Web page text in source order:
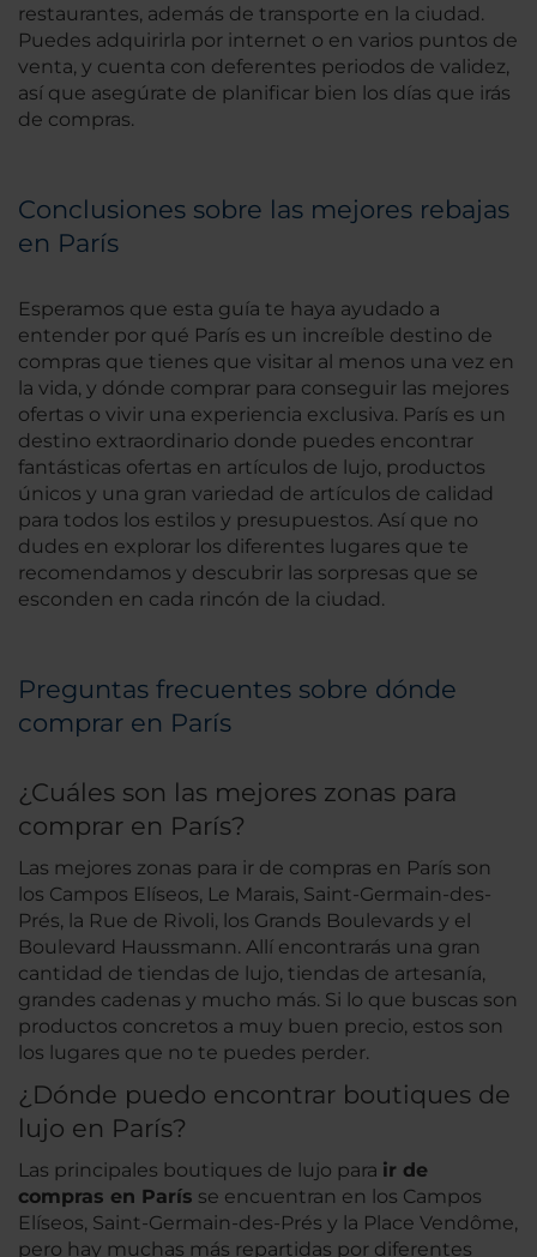
restaurantes, además de transporte en la ciudad.
Puedes adquirirla por internet o en varios puntos de
venta, y cuenta con deferentes periodos de validez,
así que asegúrate de planificar bien los días que irás
de compras.
Conclusiones sobre las mejores rebajas
en París
Esperamos que esta guía te haya ayudado a
entender por qué París es un increíble destino de
compras que tienes que visitar al menos una vez en
la vida, y dónde comprar para conseguir las mejores
ofertas o vivir una experiencia exclusiva. París es un
destino extraordinario donde puedes encontrar
fantásticas ofertas en artículos de lujo, productos
únicos y una gran variedad de artículos de calidad
para todos los estilos y presupuestos. Así que no
dudes en explorar los diferentes lugares que te
recomendamos y descubrir las sorpresas que se
esconden en cada rincón de la ciudad.
Preguntas frecuentes sobre dónde
comprar en París
¿Cuáles son las mejores zonas para
comprar en París?
Las mejores zonas para ir de compras en París son
los Campos Elíseos, Le Marais, Saint-Germain-des-
Prés, la Rue de Rivoli, los Grands Boulevards y el
Boulevard Haussmann. Allí encontrarás una gran
cantidad de tiendas de lujo, tiendas de artesanía,
grandes cadenas y mucho más. Si lo que buscas son
productos concretos a muy buen precio, estos son
los lugares que no te puedes perder.
¿Dónde puedo encontrar boutiques de
lujo en París?
Las principales boutiques de lujo para ir de
compras en París se encuentran en los Campos
Elíseos, Saint-Germain-des-Prés y la Place Vendôme,
pero hay muchas más repartidas por diferentes